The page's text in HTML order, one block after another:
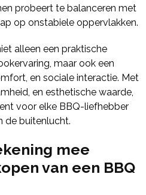
probeert te balanceren met
op onstabiele oppervlakken.
alleen een praktische
maar ook een
en sociale interactie. Met
en esthetische waarde,
voor elke BBQ-liefhebber
de buitenlucht.
mee
van een BBQ